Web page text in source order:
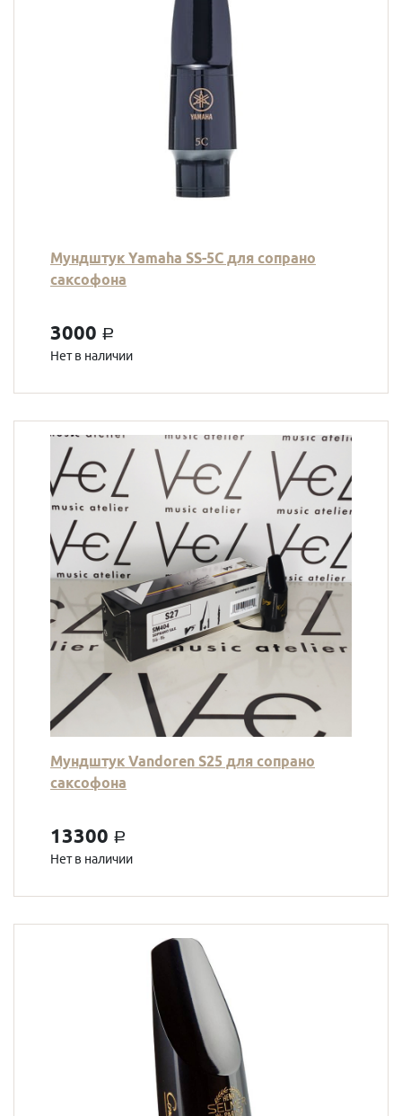
Мундштук Yamaha SS-5C для сопрано
саксофона
3000 a
Нет в наличии
Мундштук Vandoren S25 для сопрано
саксофона
13300 a
Нет в наличии